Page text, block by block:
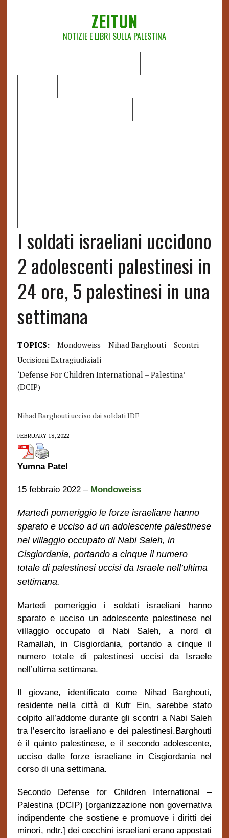
ZEITUN
NOTIZIE E LIBRI SULLA PALESTINA
I soldati israeliani uccidono
2 adolescenti palestinesi in
24 ore, 5 palestinesi in una
settimana
TOPICS: Mondoweiss Nihad Barghouti
Scontri
Uccisioni Extragiudiziali
‘Defense For Children International – Palestina’
(DCIP)
Nihad Barghouti ucciso dai soldati IDF
FEBRUARY 18, 2022
Yumna Patel
15 febbraio 2022 – Mondoweiss
Martedì pomeriggio le forze israeliane hanno
sparato e ucciso ad un adolescente palestinese
nel villaggio occupato di Nabi Saleh, in
Cisgiordania, portando a cinque il numero
totale di palestinesi uccisi da Israele nell’ultima
settimana.
Martedì pomeriggio i soldati israeliani hanno
sparatoe ucciso un adolescente palestinese nel
villaggio occupato di Nabi Saleh, a nord di
Ramallah, in Cisgiordania, portando a cinque il
numero totale di palestinesi uccisi da Israele
nell’ultima settimana.
Il giovane, identificato come Nihad Barghouti,
residente nella città di Kufr Ein, sarebbe stato
colpito all’addome durante gli scontri a Nabi Saleh
tra l’esercito israeliano e dei palestinesi.Barghouti
è il quinto palestinese, e il secondo adolescente,
ucciso dalle forze israeliane in Cisgiordania nel
corso di una settimana.
Secondo Defense for Children International –
Palestina (DCIP) [organizzazione non governativa
indipendente che sostiene e promuove i diritti dei
minori, ndtr.] dei cecchini israeliani erano appostati